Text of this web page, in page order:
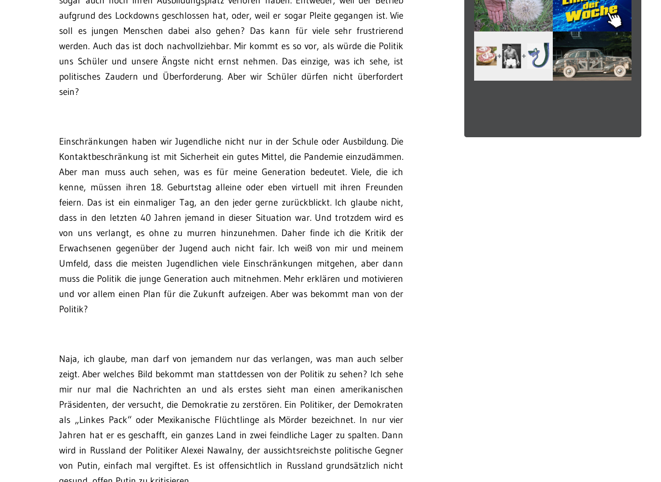
aufgrund des Lockdowns geschlossen hat, oder, weil er sogar Pleite gegangen ist. Wie
soll es jungen Menschen dabei also gehen? Das kann für viele sehr frustrierend
werden. Auch das ist doch nachvollziehbar. Mir kommt es so vor, als würde die Politik
uns Schüler und unsere Ängste nicht ernst nehmen. Das einzige, was ich sehe, ist
politisches Zaudern und Überforderung. Aber wir Schüler dürfen nicht überfordert
sein?
Einschränkungen haben wir Jugendliche nicht nur in der Schule oder Ausbildung. Die
Kontaktbeschränkung ist mit Sicherheit ein gutes Mittel, die Pandemie einzudämmen.
Aber man muss auch sehen, was es für meine Generation bedeutet. Viele, die ich
kenne, müssen ihren 18. Geburtstag alleine oder eben virtuell mit ihren Freunden
feiern. Das ist ein einmaliger Tag, an den jeder gerne zurückblickt. Ich glaube nicht,
dass in den letzten 40 Jahren jemand in dieser Situation war. Und trotzdem wird es
von uns verlangt, es ohne zu murren hinzunehmen. Daher finde ich die Kritik der
Erwachsenen gegenüber der Jugend auch nicht fair. Ich weiß von mir und meinem
Umfeld, dass die meisten Jugendlichen viele Einschränkungen mitgehen, aber dann
muss die Politik die junge Generation auch mitnehmen. Mehr erklären und motivieren
und vor allem einen Plan für die Zukunft aufzeigen. Aber was bekommt man von der
Politik?
Naja, ich glaube, man darf von jemandem nur das verlangen, was man auch selber
zeigt. Aber welches Bild bekommt man stattdessen von der Politik zu sehen? Ich sehe
mir nur mal die Nachrichten an und als erstes sieht man einen amerikanischen
Präsidenten, der versucht, die Demokratie zu zerstören. Ein Politiker, der Demokraten
als „Linkes Pack“ oder Mexikanische Flüchtlinge als Mörder bezeichnet. In nur vier
Jahren hat er es geschafft, ein ganzes Land in zwei feindliche Lager zu spalten. Dann
wird in Russland der Politiker Alexei Nawalny, der aussichtsreichste politische Gegner
von Putin, einfach mal vergiftet. Es ist offensichtlich in Russland grundsätzlich nicht